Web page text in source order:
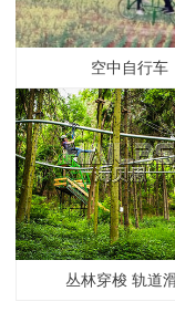
空中自行车
丛林穿梭 轨道